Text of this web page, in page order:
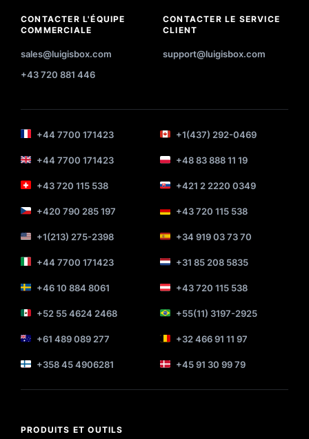
CONTACTER L'ÉQUIPE
COMMERCIALE
sales@luigisbox.com
+43 720 881 446
CONTACTER LE SERVICE
CLIENT
support@luigisbox.com
+44 7700 171423 +1(437) 292-0469
+44 7700 171423 +48 83 888 11 19
+43 720 115 538 +421 2 2220 0349
+420 790 285 197 +43 720 115 538
+1(213) 275-2398 +34 919 03 73 70
+44 7700 171423 +31 85 208 5835
+46 10 884 8061 +43 720 115 538
+52 55 4624 2468 +55(11) 3197-2925
+61 489 089 277 +32 466 91 11 97
+358 45 4906281 +45 91 30 99 79
PRODUITS ET OUTILS